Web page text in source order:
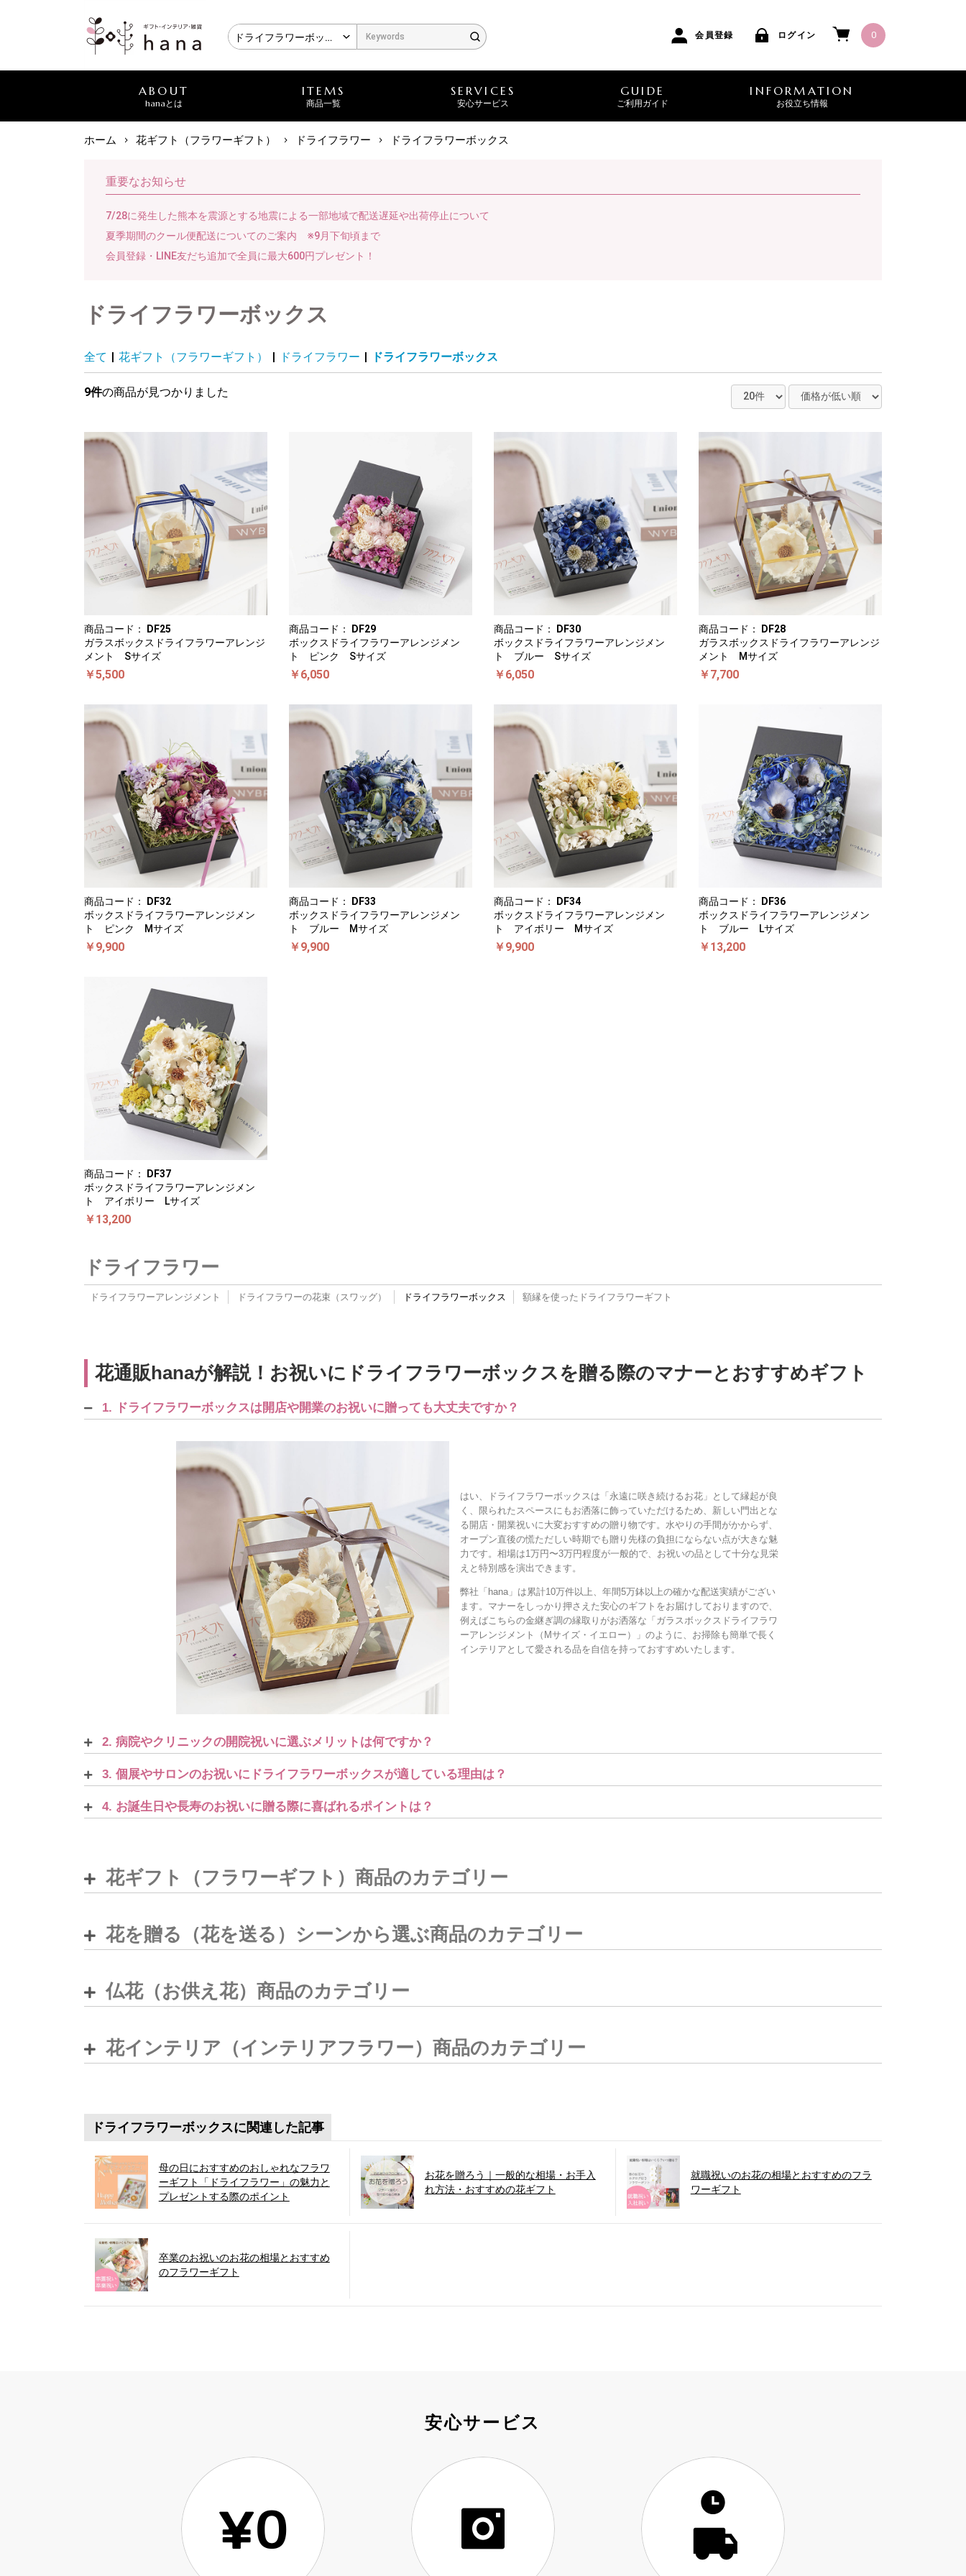
会員登録 ログイン 0
ABOUT
hanaとは
ITEMS
商品一覧
SERVICES
安心サービス
GUIDE
ご利用ガイド
INFORMATION
お役立ち情報
ホーム 花ギフト（フラワーギフト） ドライフラワー ドライフラワーボックス
重要なお知らせ
7/28に発生した熊本を震源とする地震による一部地域で配送遅延や出荷停止について
夏季期間のクール便配送についてのご案内 ※9月下旬頃まで
会員登録・LINE友だち追加で全員に最大600円プレゼント！
ドライフラワーボックス
全て | 花ギフト（フラワーギフト） | ドライフラワー | ドライフラワーボックス
9件の商品が見つかりました
商品コード：
DF25
ガラスボックスドライフラワーアレンジ
メント Sサイズ
￥5,500
商品コード：
DF29
ボックスドライフラワーアレンジメン
ト ピンク Sサイズ
￥6,050
商品コード：
DF30
ボックスドライフラワーアレンジメン
ト ブルー Sサイズ
￥6,050
商品コード：
DF28
ガラスボックスドライフラワーアレンジ
メント Mサイズ
￥7,700
商品コード：
DF32
ボックスドライフラワーアレンジメン
ト ピンク Mサイズ
￥9,900
商品コード：
DF33
ボックスドライフラワーアレンジメン
ト ブルー Mサイズ
￥9,900
商品コード：
DF34
ボックスドライフラワーアレンジメン
ト アイボリー Mサイズ
￥9,900
商品コード：
DF36
ボックスドライフラワーアレンジメン
ト ブルー Lサイズ
￥13,200
商品コード：
DF37
ボックスドライフラワーアレンジメン
ト アイボリー Lサイズ
￥13,200
ドライフラワー
ドライフラワーアレンジメント ドライフラワーの花束（スワッグ） ドライフラワーボックス 額縁を使ったドライフラワーギフト
花通販hanaが解説！お祝いにドライフラワーボックスを贈る際のマナーとおすすめギフト
1. ドライフラワーボックスは開店や開業のお祝いに贈っても大丈夫ですか？
はい、ドライフラワーボックスは「永遠に咲き続けるお花」として縁起が良
く、限られたスペースにもお洒落に飾っていただけるため、新しい門出とな
る開店・開業祝いに大変おすすめの贈り物です。水やりの手間がかからず、
オープン直後の慌ただしい時期でも贈り先様の負担にならない点が大きな魅
力です。相場は1万円〜3万円程度が一般的で、お祝いの品として十分な見栄
えと特別感を演出できます。
弊社「hana」は累計10万件以上、年間5万鉢以上の確かな配送実績がござい
ます。マナーをしっかり押さえた安心のギフトをお届けしておりますので、
例えばこちらの金継ぎ調の縁取りがお洒落な「ガラスボックスドライフラワ
ーアレンジメント（Mサイズ・イエロー）」のように、お掃除も簡単で長く
インテリアとして愛される品を自信を持っておすすめいたします。
2. 病院やクリニックの開院祝いに選ぶメリットは何ですか？
3. 個展やサロンのお祝いにドライフラワーボックスが適している理由は？
4. お誕生日や長寿のお祝いに贈る際に喜ばれるポイントは？
花ギフト（フラワーギフト）商品のカテゴリー
花を贈る（花を送る）シーンから選ぶ商品のカテゴリー
仏花（お供え花）商品のカテゴリー
花インテリア（インテリアフラワー）商品のカテゴリー
ドライフラワーボックスに関連した記事
母の日におすすめのおしゃれなフラワ
ーギフト「ドライフラワー」の魅力と
プレゼントする際のポイント
お花を贈ろう｜一般的な相場・お手入
れ方法・おすすめの花ギフト
就職祝いのお花の相場とおすすめのフラ
ワーギフト
卒業のお祝いのお花の相場とおすすめ
のフラワーギフト
安心サービス